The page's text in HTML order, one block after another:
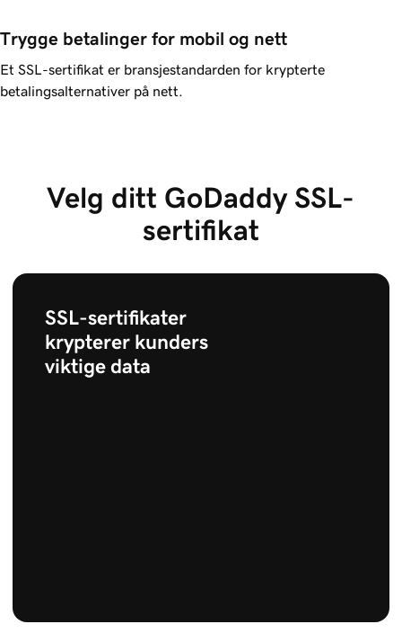
Trygge betalinger for mobil og nett
Et SSL-sertifikat er bransjestandarden for krypterte
betalingsalternativer på nett.
Velg ditt GoDaddy SSL-
sertifikat
SSL-sertifikater
krypterer kunders
viktige data